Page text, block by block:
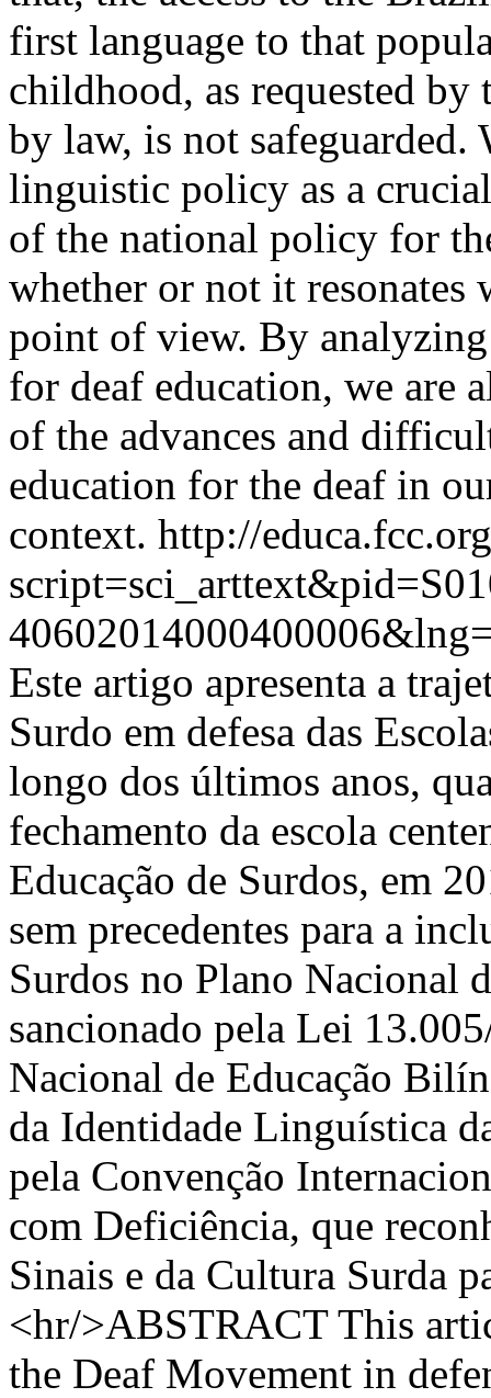
first language to that
childhood, as requested by
by law, is not
linguistic policy as a
of the national policy for
whether or not it resonates
point of view. By
for deaf education, we are
of the advances and
education for the deaf in
context. http://
Este artigo apresenta a
Surdo em defesa das
longo dos últimos anos,
fechamento da escola
Educação de Surdos, em
sem precedentes para a
Surdos no Plano Nacional
sancionado pela Lei
Nacional de Educação
da Identidade Linguística
pela Convenção
com Deficiência, que
Sinais e da Cultura Surda
<hr/>ABSTRACT This
the Deaf Movement in